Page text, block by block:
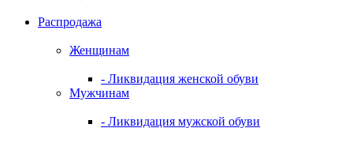
Распродажа
Женщинам
- Ликвидация женской обуви
Мужчинам
- Ликвидация мужской обуви